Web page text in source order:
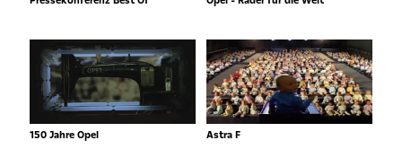
150 Jahre Opel Astra F